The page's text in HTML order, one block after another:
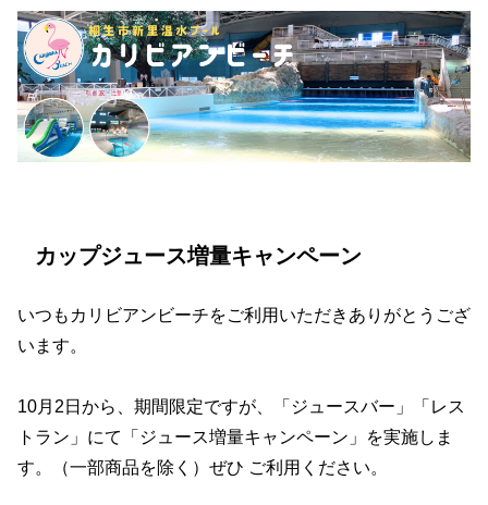
カップジュース増量キャンペーン
いつもカリビアンビーチをご利用いただきありがとうござ
います。
10月2日から、期間限定ですが、「ジュースバー」「レス
トラン」にて「ジュース増量キャンペーン」を実施しま
す。（一部商品を除く）ぜひ ご利用ください。